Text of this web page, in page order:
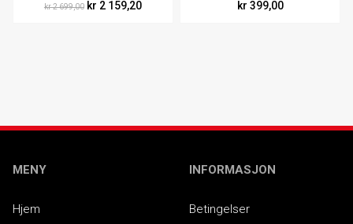
kr 2 699,00 kr 2 159,20
kr 399,00
MENY
Hjem
INFORMASJON
Betingelser